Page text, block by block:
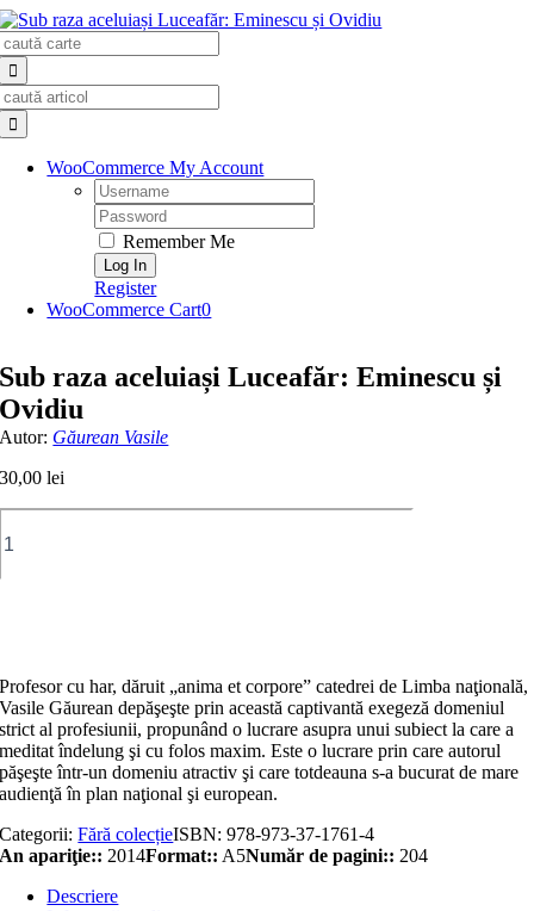
Skip
to
content
WooCommerce My Account
Username:
Password:
Remember Me
Register
WooCommerce Cart0
Sub raza aceluiași Luceafăr: Eminescu și
Ovidiu
Autor: Găurean Vasile
30,00lei
Profesor cu har, dăruit „anima et corpore” catedrei de Limba naţională,
Vasile Găurean depăşeşte prin această captivantă exegeză domeniul
strict al profesiunii, propunând o lucrare asupra unui subiect la care a
meditat îndelung şi cu folos maxim. Este o lucrare prin care autorul
păşeşte într-un domeniu atractiv şi care totdeauna s-a bucurat de mare
audienţă în plan naţional şi european.
Categorii:Fără colecțieISBN:978-973-37-1761-4
An apariţie:: 2014Format:: A5Număr de pagini:: 204
Descriere